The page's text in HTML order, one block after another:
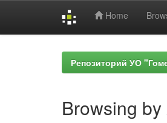
Home
Репозиторий УО
Browsing